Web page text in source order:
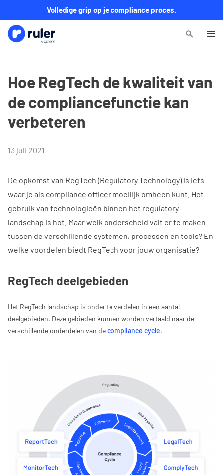
Volledige grip op je compliance proces.
Hoe RegTech de kwaliteit van
de compliancefunctie kan
verbeteren
13 juli 2021
De opkomst van RegTech (Regulatory Technology) is iets
waar je als compliance officer moeilijk omheen kunt. Het
gebruik van technologieën binnen het regulatory
landschap is hot. Maar welk onderscheid valt er te maken
tussen de verschillende systemen, processen en tools? En
welke voordelen biedt RegTech voor jouw organisatie?
RegTech deelgebieden
Het RegTech landschap is onder te verdelen in een aantal
deelgebieden. Deze gebieden kunnen worden vertaald naar de
verschillende onderdelen van decompliance cycle.